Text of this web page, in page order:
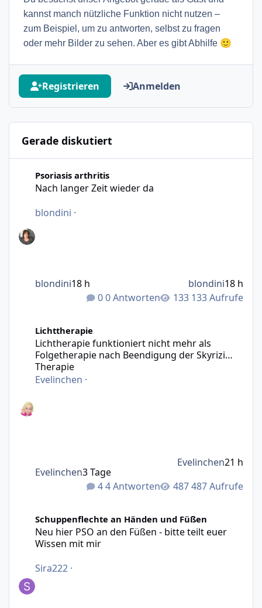
kannst manch nützliche Funktion nicht nutzen –
zum Beispiel, um zu antworten, selbst zu fragen
oder mehr Bilder zu sehen. Aber es gibt Abhilfe 🙂
Registrieren Anmelden
Gerade diskutiert
Psoriasis arthritis
Nach langer Zeit wieder da
blondini ·
0 Antworten 133 Aufrufe
blondini18 h blondini18 h
Lichttherapie
Lichtherapie funktioniert nicht mehr als
Folgetherapie nach Beendigung der Skyrizi
Therapie
Evelinchen ·
4 Antworten 487 Aufrufe
Evelinchen3 Tage
Evelinchen21 h
Schuppenflechte an Händen und Füßen
Neu hier PSO an den Füßen - bitte teilt euer
Wissen mit mir
Sira222 ·